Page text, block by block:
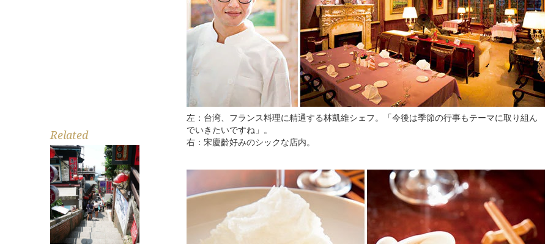
Related
左：台湾、フランス料理に精通する林凱維シェフ。「今後は季節の行事もテーマに取り組ん
でいきたいですね」。
右：宋慶齡好みのシックな店内。